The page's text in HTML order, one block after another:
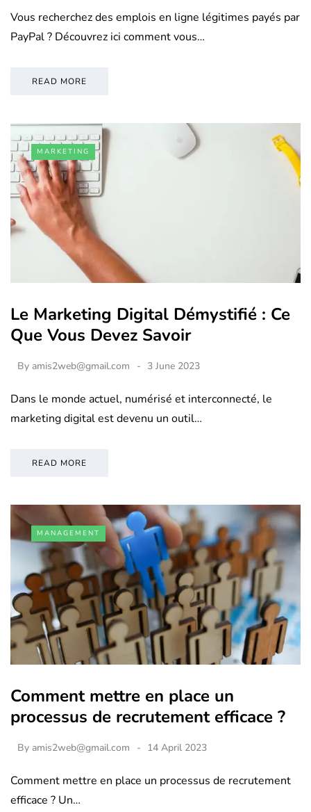
Vous recherchez des emplois en ligne légitimes payés par
PayPal ? Découvrez ici comment vous…
READ MORE
MARKETING
Le Marketing Digital Démystifié : Ce
Que Vous Devez Savoir
By amis2web@gmail.com 3 June 2023
Dans le monde actuel, numérisé et interconnecté, le
marketing digital est devenu un outil…
READ MORE
MANAGEMENT
Comment mettre en place un
processus de recrutement efficace ?
By amis2web@gmail.com 14 April 2023
Comment mettre en place un processus de recrutement
efficace ? Un…